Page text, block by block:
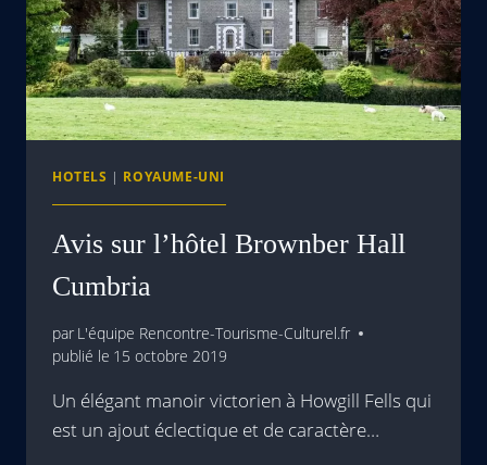
HOTELS | ROYAUME-UNI
Avis sur l’hôtel Brownber Hall
Cumbria
par L'équipe Rencontre-Tourisme-Culturel.fr
publié le 15 octobre 2019
Un élégant manoir victorien à Howgill Fells qui
est un ajout éclectique et de caractère…